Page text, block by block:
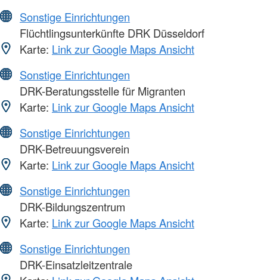
Sonstige Einrichtungen
Flüchtlingsunterkünfte DRK Düsseldorf
Karte: Link zur Google Maps Ansicht
Sonstige Einrichtungen
DRK-Beratungsstelle für Migranten
Karte: Link zur Google Maps Ansicht
Sonstige Einrichtungen
DRK-Betreuungsverein
Karte: Link zur Google Maps Ansicht
Sonstige Einrichtungen
DRK-Bildungszentrum
Karte: Link zur Google Maps Ansicht
Sonstige Einrichtungen
DRK-Einsatzleitzentrale